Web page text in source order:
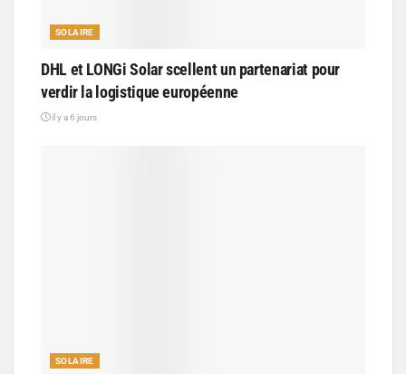
SOLAIRE
DHL et LONGi Solar scellent un partenariat pour
verdir la logistique européenne
il y a 6 jours
SOLAIRE